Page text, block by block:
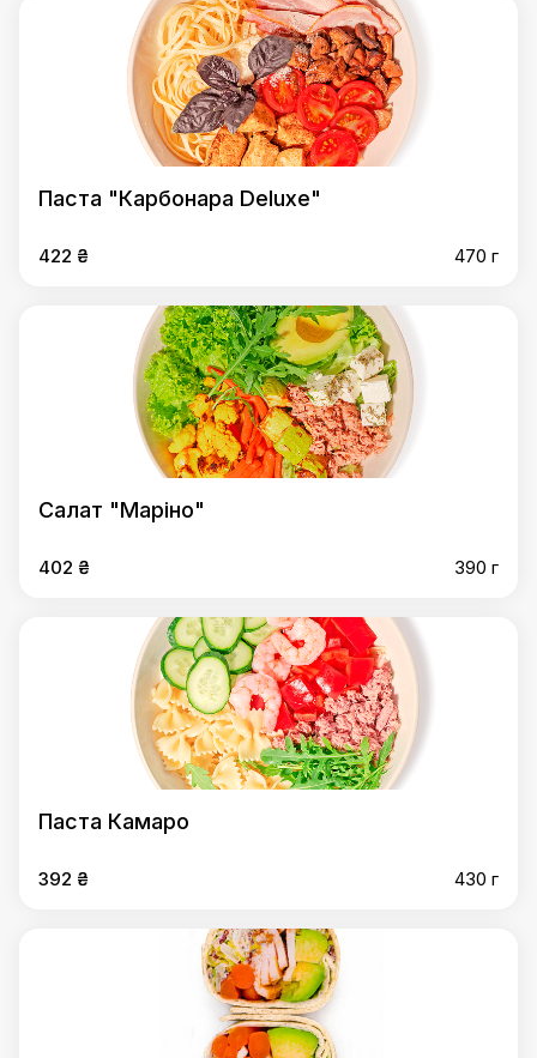
Паста "Карбонара Deluxe"
422 ₴ 470 г
Салат "Маріно"
402 ₴ 390 г
Паста Камаро
392 ₴ 430 г